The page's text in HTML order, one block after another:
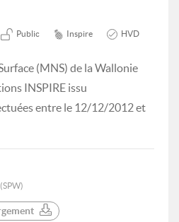
Public Inspire HVD
(MNS) de la Wallonie
INSPIRE issu
entre le 12/12/2012 et